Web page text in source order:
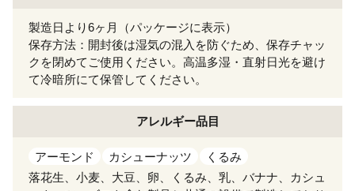
製造日より6ヶ月（パッケージに表示）
保存方法：開封後は湿気の混入を防ぐため、保存チャッ
クを閉めてご使用ください。高温多湿・直射日光を避け
て冷暗所にて保管してください。
アレルギー品目
アーモンド カシューナッツ
くるみ
落花生、小麦、大豆、卵、くるみ、乳、バナナ、カシュ